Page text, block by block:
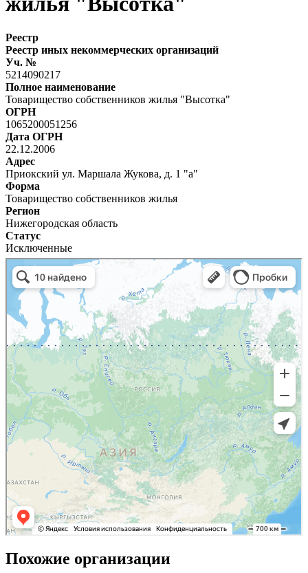
Реестр
Реестр иных некоммерческих организаций
Уч. №
5214090217
Полное наименование
Товарищество собственников жилья "Высотка"
ОГРН
1065200051256
Дата ОГРН
22.12.2006
Адрес
Приокский ул. Маршала Жукова, д. 1 "а"
Форма
Товарищество собственников жилья
Регион
Нижегородская область
Статус
Исключенные
Похожие организации